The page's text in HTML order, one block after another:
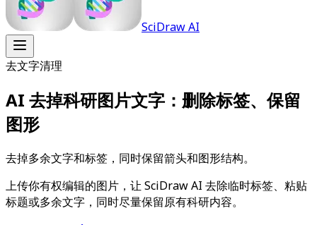
SciDraw AI
去文字清理
AI 去掉科研图片文字：删除标签、保留
图形
去掉多余文字和标签，同时保留箭头和图形结构。
上传你有权编辑的图片，让 SciDraw AI 去除临时标签、粘贴
标题或多余文字，同时尽量保留原有科研内容。